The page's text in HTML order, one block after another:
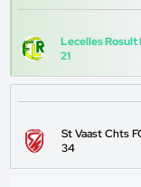
Lecelles Rosult
21
St Vaast Chts
34